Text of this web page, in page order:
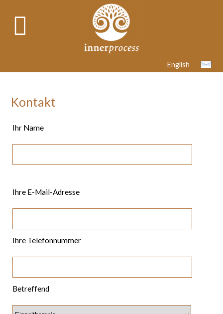
English
Kontakt
Ihr Name
Ihre E-Mail-Adresse
Ihre Telefonnummer
Betreffend